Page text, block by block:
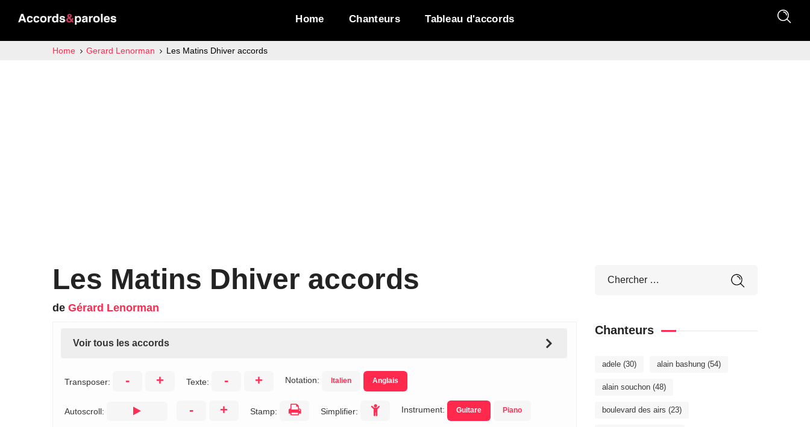
Home Chanteurs Tableau d'accords
Home Gerard Lenorman Les Matins Dhiver accords
Les Matins Dhiver accords
de Gérard Lenorman
Voir tous les accords
Transposer: - + Texte: - + Notation: Italien Anglais
Autoscroll: - + Stamp: Simplifier: Instrument: Guitare Piano
Chanteurs
adele (30) alain bashung (54)
alain souchon (48)
boulevard des airs (23)